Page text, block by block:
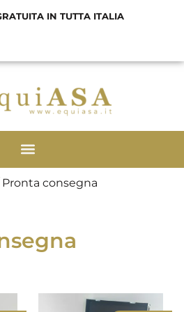
IN TUTTA ITALIA
Pronta consegna